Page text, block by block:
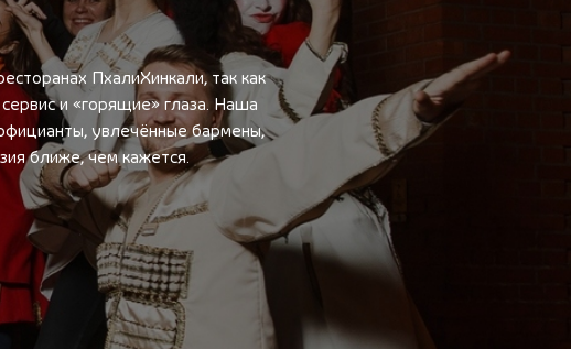
ПхалиХинкали, так как
и «горящие» глаза. Наша
увлечённые бармены,
ближе, чем кажется.